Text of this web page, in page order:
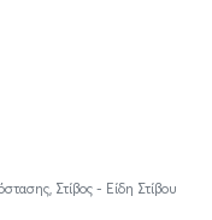
Στίβος - Είδη Στίβου